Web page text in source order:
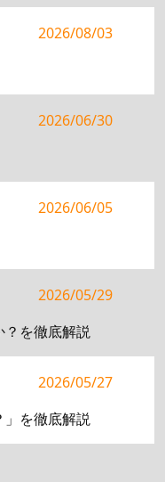
2026/08/03
2026/06/30
2026/06/05
2026/05/29
？を徹底解説
2026/05/27
」を徹底解説